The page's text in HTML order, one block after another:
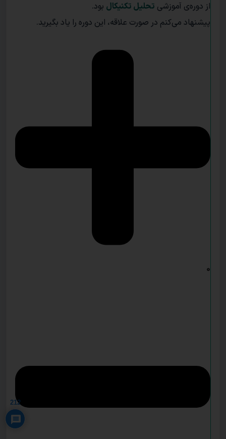
از دوره‌ی آموزشی تحلیل تکنیکال بود.
پیشنهاد می‌کنم در صورت علاقه، این دوره را یاد بگیرید.
0
212